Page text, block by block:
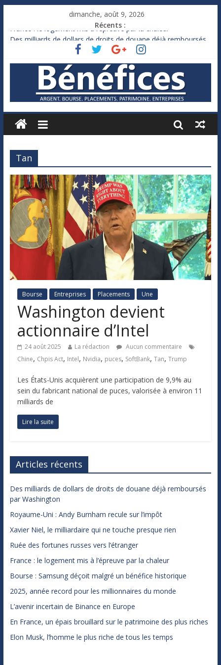
dimanche, août 9, 2026
Récents :
France : le logement mis à l’épreuve par la chaleur
Des milliards de dollars de droits de douane déjà remboursés
Royaume-Uni : Andy Burnham recule sur l’impôt
Xavier Niel, le milliardaire qui ne touche presque rien
Ruée des fortunes russes vers l’étranger
Tan
Bourse Entreprises Placements Une
Washington devient
actionnaire d’Intel
24 août 2025 La rédaction
Aucun commentaire
Chine, Chpis Act, Intel, Nvidia, puces, SoftBank, Tan, Trump
Les États-Unis acquièrent une participation de 9,9% au
sein du fabricant national de puces, valorisée à environ 11
milliards de
Lire la suite
Articles récents
Des milliards de dollars de droits de douane déjà remboursés
par Washington
Royaume-Uni : Andy Burnham recule sur l’impôt
Xavier Niel, le milliardaire qui ne touche presque rien
Ruée des fortunes russes vers l’étranger
France : le logement mis à l’épreuve par la chaleur
Bourse : Samsung déçoit malgré un bénéfice historique
2025, année record pour les millionnaires du monde
L’avenir incertain de Binance en Europe
En France, un épais brouillard sur le patrimoine des plus riches
Elon Musk, l’homme le plus riche de tous les temps